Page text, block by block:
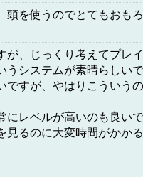
頭を使うのでとてもおも
が、じっくり考えてプレ
うシステムが素晴らしい
ですが、やはりこういう
にレベルが高いのも良い
見るのに大変時間がかか